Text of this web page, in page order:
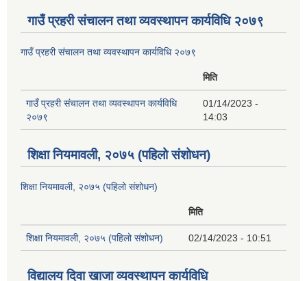
गाउँ प्रहरी संचालन तथा व्यवस्थापन कार्यविधि २०७९
गाउँ प्रहरी संचालन तथा व्यवस्थापन कार्यविधि २०७९
मिति
गाउँ प्रहरी संचालन तथा व्यवस्थापन कार्यविधि
२०७९
01/14/2023 -
14:03
शिक्षा नियमावली, २०७५ (पहिलो संशोधन)
शिक्षा नियमावली, २०७५ (पहिलो संशोधन)
मिति
शिक्षा नियमावली, २०७५ (पहिलो संशोधन) 02/14/2023 - 10:51
विद्यालय दिवा खाजा व्यवस्थापन कार्यविधि